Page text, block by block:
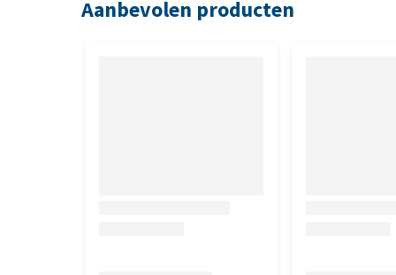
Aanbevolen producten